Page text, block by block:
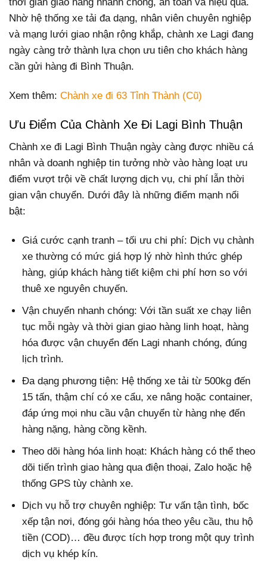
Nhờ hệ thống xe tải đa dạng, nhân viên chuyên nghiệp
và mạng lưới giao nhận rộng khắp, chành xe Lagi đang
ngày càng trở thành lựa chọn ưu tiên cho khách hàng
cần gửi hàng đi Bình Thuận.
Xem thêm: Chành xe đi 63 Tỉnh Thành (Cũ)
Ưu Điểm Của Chành Xe Đi Lagi Bình Thuận
Chành xe đi Lagi Bình Thuận ngày càng được nhiều cá
nhân và doanh nghiệp tin tưởng nhờ vào hàng loạt ưu
điểm vượt trội về chất lượng dịch vụ, chi phí lẫn thời
gian vận chuyển. Dưới đây là những điểm mạnh nổi
bật:
Giá cước cạnh tranh – tối ưu chi phí: Dịch vụ chành
xe thường có mức giá hợp lý nhờ hình thức ghép
hàng, giúp khách hàng tiết kiệm chi phí hơn so với
thuê xe nguyên chuyến.
Vận chuyển nhanh chóng: Với tần suất xe chạy liên
tục mỗi ngày và thời gian giao hàng linh hoạt, hàng
hóa được vận chuyển đến Lagi nhanh chóng, đúng
lịch trình.
Đa dạng phương tiện: Hệ thống xe tải từ 500kg đến
15 tấn, thậm chí có xe cẩu, xe nâng hoặc container,
đáp ứng mọi nhu cầu vận chuyển từ hàng nhẹ đến
hàng nặng, hàng cồng kềnh.
Theo dõi hàng hóa linh hoạt: Khách hàng có thể theo
dõi tiến trình giao hàng qua điện thoại, Zalo hoặc hệ
thống GPS tùy chành xe.
Dịch vụ hỗ trợ chuyên nghiệp: Tư vấn tận tình, bốc
xếp tận nơi, đóng gói hàng hóa theo yêu cầu, thu hộ
tiền (COD)… đều được tích hợp trong một quy trình
dịch vụ khép kín.